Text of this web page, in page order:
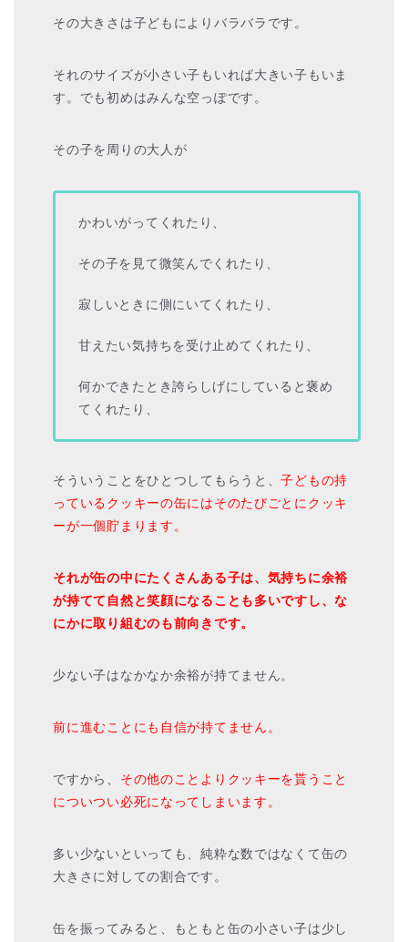
その大きさは子どもによりバラバラです。
それのサイズが小さい子もいれば大きい子もいま
す。でも初めはみんな空っぽです。
その子を周りの大人が
かわいがってくれたり、
その子を見て微笑んでくれたり、
寂しいときに側にいてくれたり、
甘えたい気持ちを受け止めてくれたり、
何かできたとき誇らしげにしていると褒め
てくれたり、
そういうことをひとつしてもらうと、子どもの持
っているクッキーの缶にはそのたびごとにクッキ
ーが一個貯まります。
それが缶の中にたくさんある子は、気持ちに余裕
が持てて自然と笑顔になることも多いですし、な
にかに取り組むのも前向きです。
少ない子はなかなか余裕が持てません。
前に進むことにも自信が持てません。
ですから、 その他のことよりクッキーを貰うこと
についつい必死になってしまいます。
多い少ないといっても、純粋な数ではなくて缶の
大きさに対しての割合です。
缶を振ってみると、もともと缶の小さい子は少し